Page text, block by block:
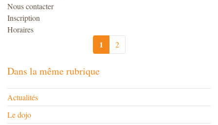
Nous contacter
Inscription
Horaires
1 2
Dans la même rubrique
Actualités
Le dojo